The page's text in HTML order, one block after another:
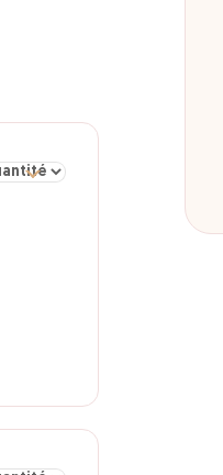
la quantité pour